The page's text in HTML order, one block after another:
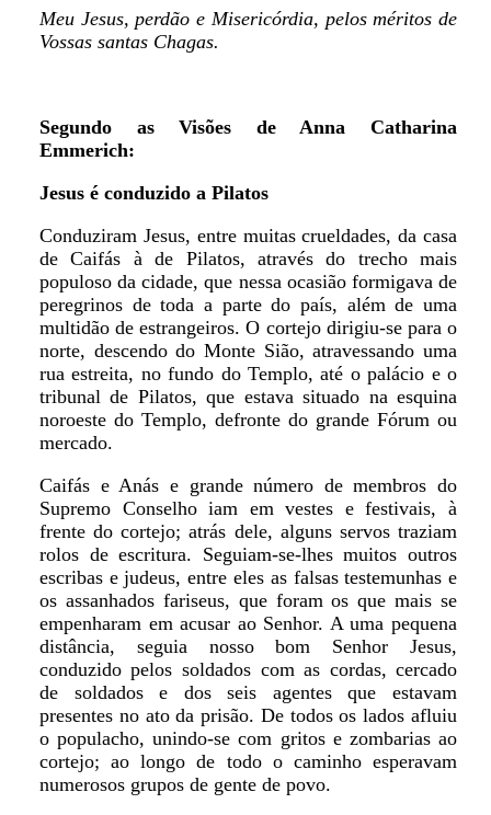
Meu Jesus, perdão e Misericórdia, pelos méritos de
Vossas santas Chagas.
Segundo as Visões de Anna Catharina
Emmerich:
Jesus é conduzido a Pilatos
Conduziram Jesus, entre muitas crueldades, da casa
de Caifás à de Pilatos, através do trecho mais
populoso da cidade, que nessa ocasião formigava de
peregrinos de toda a parte do país, além de uma
multidão de estrangeiros. O cortejo dirigiu-se para o
norte, descendo do Monte Sião, atravessando uma
rua estreita, no fundo do Templo, até o palácio e o
tribunal de Pilatos, que estava situado na esquina
noroeste do Templo, defronte do grande Fórum ou
mercado.
Caifás e Anás e grande número de membros do
Supremo Conselho iam em vestes e festivais, à
frente do cortejo; atrás dele, alguns servos traziam
rolos de escritura. Seguiam-se-lhes muitos outros
escribas e judeus, entre eles as falsas testemunhas e
os assanhados fariseus, que foram os que mais se
empenharam em acusar ao Senhor. A uma pequena
distância, seguia nosso bom Senhor Jesus,
conduzido pelos soldados com as cordas, cercado
de soldados e dos seis agentes que estavam
presentes no ato da prisão. De todos os lados afluiu
o populacho, unindo-se com gritos e zombarias ao
cortejo; ao longo de todo o caminho esperavam
numerosos grupos de gente de povo.